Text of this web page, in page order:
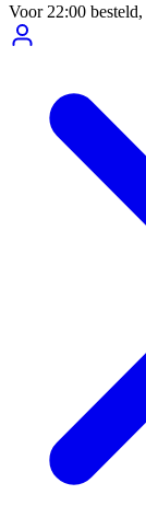
Voor22:00 besteld,